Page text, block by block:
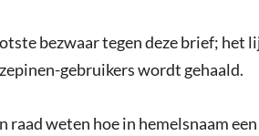
bezwaar tegen deze brief; het
gebruikers wordt gehaald.
raad weten hoe in hemelsnaam